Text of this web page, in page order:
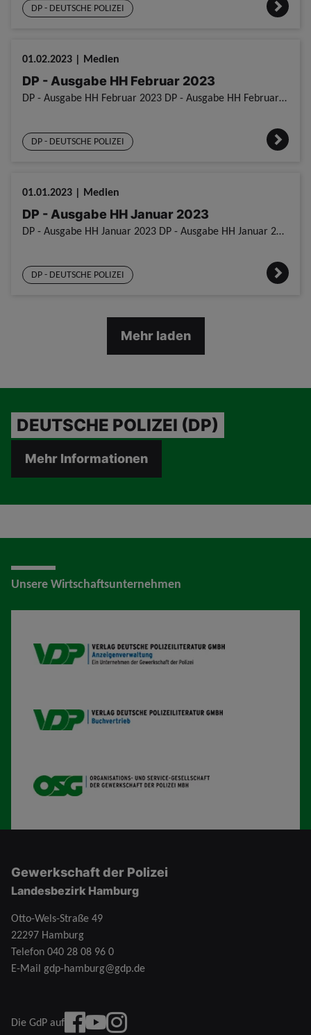
DP - DEUTSCHE POLIZEI
01.02.2023 | Medien
DP - Ausgabe HH Februar 2023
DP - Ausgabe HH Februar 2023 DP - Ausgabe HH Februar 2023
DP - DEUTSCHE POLIZEI
01.01.2023 | Medien
DP - Ausgabe HH Januar 2023
DP - Ausgabe HH Januar 2023 DP - Ausgabe HH Januar 2023
DP - DEUTSCHE POLIZEI
Mehr laden
DEUTSCHE POLIZEI (DP)
Mehr Informationen
Unsere Wirtschaftsunternehmen
VDP AV
VDP B
OSG
Gewerkschaft der Polizei
Landesbezirk Hamburg
Otto-Wels-Straße 49
22297 Hamburg
Telefon 040 28 08 96 0
E-Mail gdp-hamburg@gdp.de
Die GdP auf
Facebook
YouTubeinstagram